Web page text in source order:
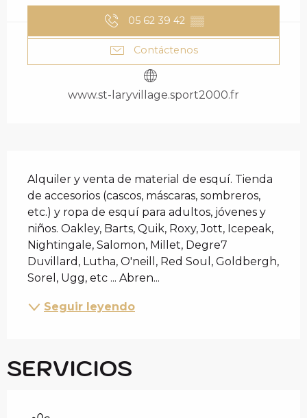
05 62 39 42 ▒▒
Contáctenos
www.st-laryvillage.sport2000.fr
Alquiler y venta de material de esquí. Tienda
de accesorios (cascos, máscaras, sombreros,
etc.) y ropa de esquí para adultos, jóvenes y
niños. Oakley, Barts, Quik, Roxy, Jott, Icepeak,
Nightingale, Salomon, Millet, Degre7
Duvillard, Lutha, O'neill, Red Soul, Goldbergh,
Sorel, Ugg, etc ... Abren...
Seguir leyendo
SERVICIOS